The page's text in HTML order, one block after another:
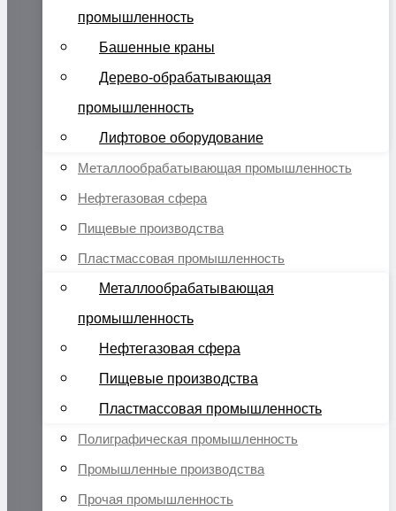
промышленность
Башенные краны
Дерево-обрабатывающая
промышленность
Лифтовое оборудование
Металлообрабатывающая промышленность
Нефтегазовая сфера
Пищевые производства
Пластмассовая промышленность
Металлообрабатывающая
промышленность
Нефтегазовая сфера
Пищевые производства
Пластмассовая промышленность
Полиграфическая промышленность
Промышленные производства
Прочая промышленность